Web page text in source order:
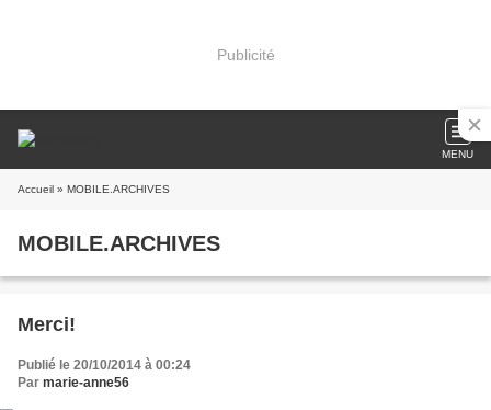
Publicité
MENU
Accueil » MOBILE.ARCHIVES
MOBILE.ARCHIVES
Merci!
Publié le 20/10/2014 à 00:24
Par marie-anne56